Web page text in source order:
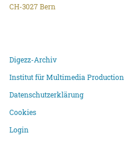
CH-3027 Bern
Digezz-Archiv
Institut für Multimedia Production
Datenschutzerklärung
Cookies
Login